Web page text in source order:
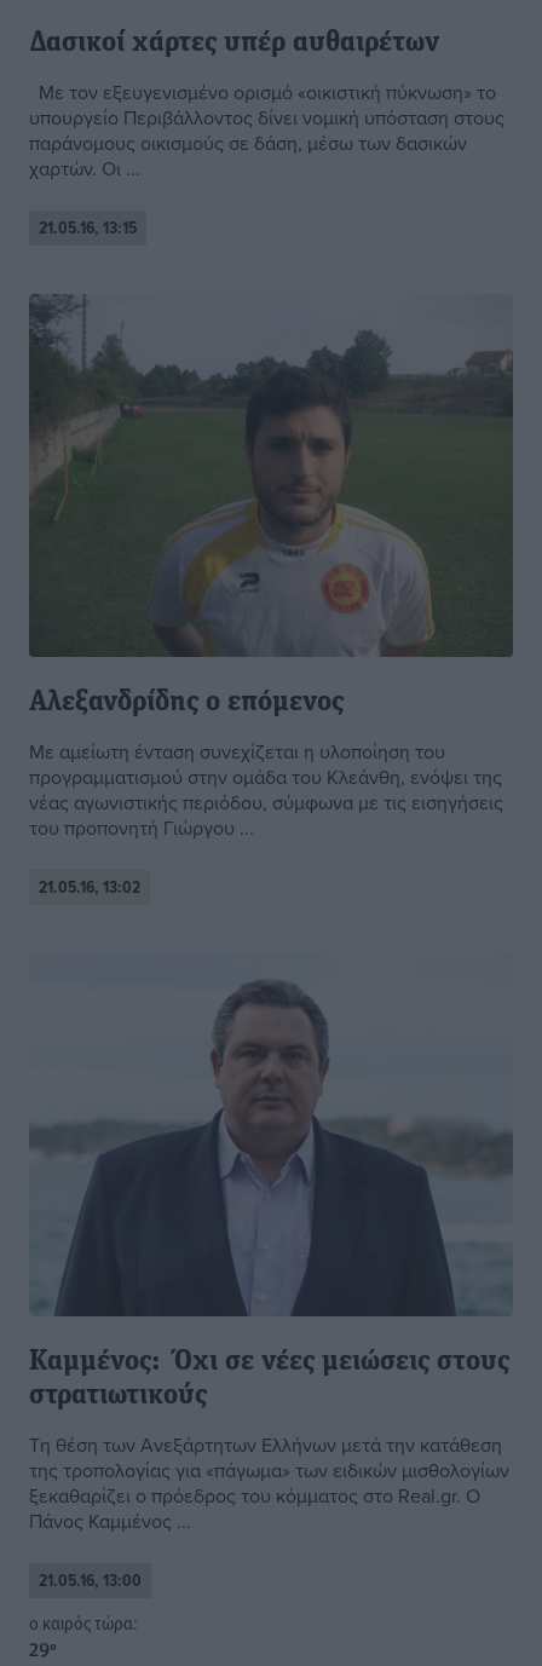
Δασικοί χάρτες υπέρ αυθαιρέτων
Με τον εξευγενισμένο ορισμό «οικιστική πύκνωση» το
υπουργείο Περιβάλλοντος δίνει νομική υπόσταση στους
παράνομους οικισμούς σε δάση, μέσω των δασικών
χαρτών. Οι ...
21.05.16, 13:15
Αλεξανδρίδης ο επόμενος
Με αμείωτη ένταση συνεχίζεται η υλοποίηση του
προγραμματισμού στην ομάδα του Κλεάνθη, ενόψει της
νέας αγωνιστικής περιόδου, σύμφωνα με τις εισηγήσεις
του προπονητή Γιώργου ...
21.05.16, 13:02
Καμμένος: Όχι σε νέες μειώσεις στους
στρατιωτικούς
Τη θέση των Ανεξάρτητων Ελλήνων μετά την κατάθεση
της τροπολογίας για «πάγωμα» των ειδικών μισθολογίων
ξεκαθαρίζει ο πρόεδρος του κόμματος στο Real.gr. Ο
Πάνος Καμμένος ...
21.05.16, 13:00
o καιρός τώρα:
29°